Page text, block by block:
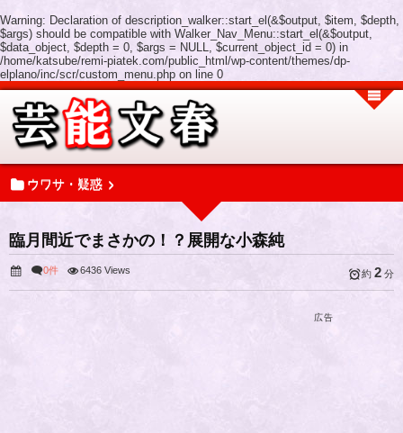
Warning: Declaration of description_walker::start_el(&$output, $item, $depth,
$args) should be compatible with Walker_Nav_Menu::start_el(&$output,
$data_object, $depth = 0, $args = NULL, $current_object_id = 0) in
/home/katsube/remi-piatek.com/public_html/wp-content/themes/dp-
elplano/inc/scr/custom_menu.php on line 0
ウワサ・疑惑
臨月間近でまさかの！？展開な小森純
0件 6436 Views 約 2 分
広告